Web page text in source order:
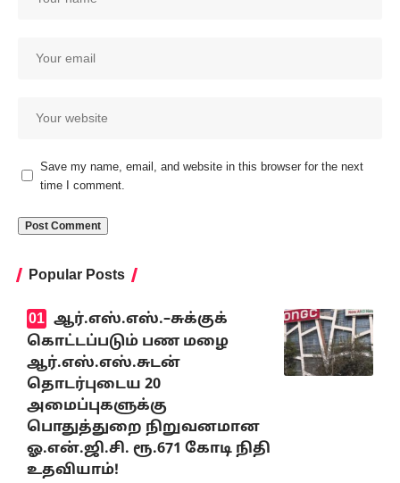
Save my name, email, and website in this browser for the next
time I comment.
Popular Posts
ஆர்.எஸ்.எஸ்.–சுக்குக்
கொட்டப்படும் பண மழை
ஆர்.எஸ்.எஸ்.சுடன்
தொடர்புடைய 20
அமைப்புகளுக்கு
பொதுத்துறை நிறுவனமான
ஓ.என்.ஜி.சி. ரூ.671 கோடி நிதி
உதவியாம்!